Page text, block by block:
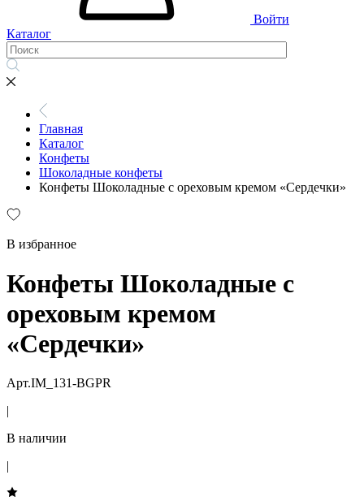
Войти
Каталог
Главная
Каталог
Конфеты
Шоколадные конфеты
Конфеты Шоколадные c ореховым кремом «Сердечки»
В избранное
Конфеты Шоколадные c
ореховым кремом
«Сердечки»
Арт.IM_131-BGPR
|
В наличии
|